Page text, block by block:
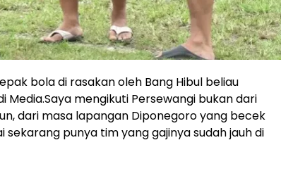
bola di rasakan oleh Bang Hibul beliau
mengikuti Persewangi bukan dari
dari masa lapangan Diponegoro yang becek
punya tim yang gajinya sudah jauh di